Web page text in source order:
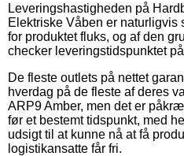
Leveringshastigheden på
Elektriske Våben er naturligvis
for produktet fluks, og af den
checker leveringstidspunktet
De fleste outlets på nettet
hverdag på de fleste af deres
ARP9 Amber, men det er
før et bestemt tidspunkt, med
udsigt til at kunne nå at få
logistikansatte får fri.